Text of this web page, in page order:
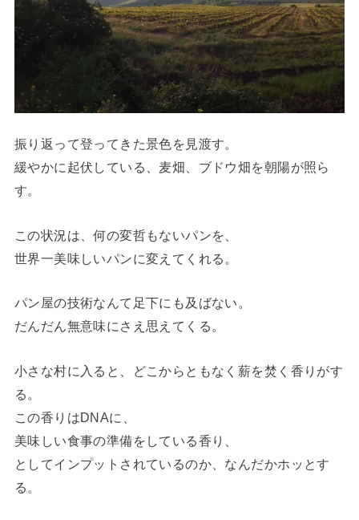
振り返って登ってきた景色を見渡す。
緩やかに起伏している、麦畑、ブドウ畑を朝陽が照ら
す。
この状況は、何の変哲もないパンを、
世界一美味しいパンに変えてくれる。
パン屋の技術なんて足下にも及ばない。
だんだん無意味にさえ思えてくる。
小さな村に入ると、どこからともなく薪を焚く香りがす
る。
この香りはDNAに、
美味しい食事の準備をしている香り、
としてインプットされているのか、なんだかホッとす
る。